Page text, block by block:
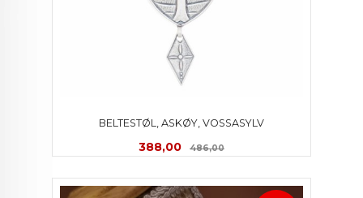
BELTESTØL, ASKØY, VOSSASYLV
Tilbud
388,00 486,00Rabatt